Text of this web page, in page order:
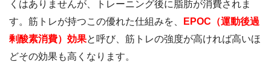
くはありませんが、トレーニング後に脂肪が消費されま
す。筋トレが持つこの優れた仕組みを、
EPOC（運動後過
剰酸素消費）効果と呼び、筋トレの強度が高ければ高いほ
どその効果も高くなります。